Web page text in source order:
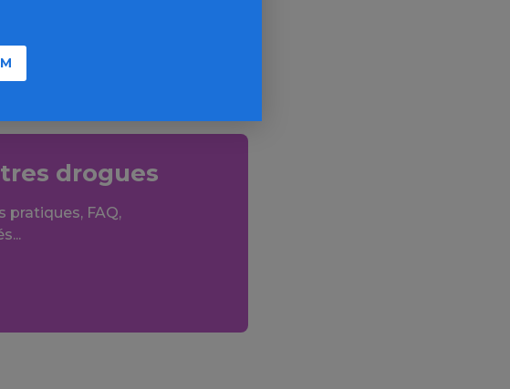
drogues
pratiques, FAQ,